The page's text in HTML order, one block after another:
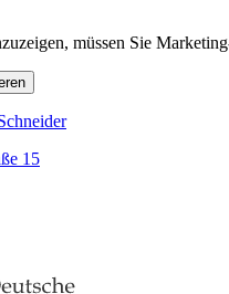
müssen Sie
15